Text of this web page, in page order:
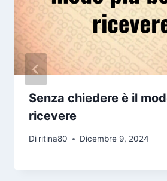
Senza chiedere è il
ricevere
Di ritina80 Dicembre 9, 2024